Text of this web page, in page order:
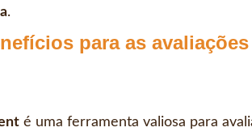
.
para as avaliações
é uma ferramenta valiosa para